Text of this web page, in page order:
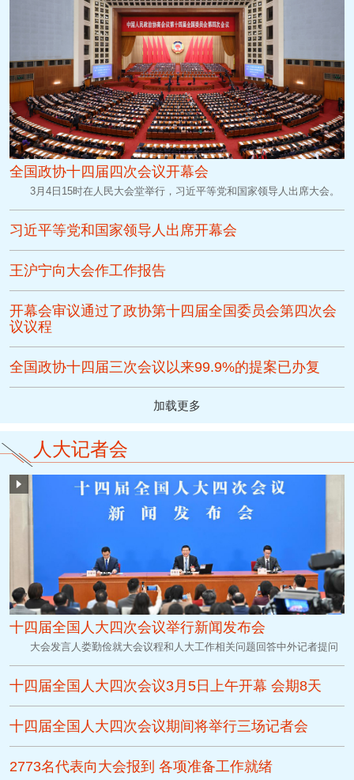
全国政协十四届四次会议开幕会
3月4日15时在人民大会堂举行，习近平等党和国家领导人出席大会。
习近平等党和国家领导人出席开幕会
王沪宁向大会作工作报告
开幕会审议通过了政协第十四届全国委员会第四次会
议议程
全国政协十四届三次会议以来99.9%的提案已办复
加载更多
人大记者会
十四届全国人大四次会议举行新闻发布会
大会发言人娄勤俭就大会议程和人大工作相关问题回答中外记者提问
十四届全国人大四次会议3月5日上午开幕 会期8天
十四届全国人大四次会议期间将举行三场记者会
2773名代表向大会报到 各项准备工作就绪